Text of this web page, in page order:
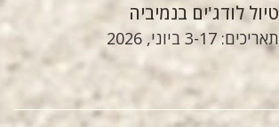
טיול לודג'ים בנמיביה
תאריכים: 3-17 ביוני, 2026